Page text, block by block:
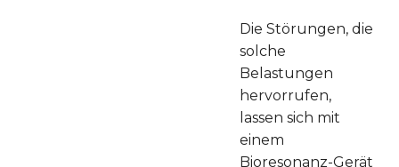
Die Störungen, die
solche
Belastungen
hervorrufen,
lassen sich mit
einem
Bioresonanz-Gerät